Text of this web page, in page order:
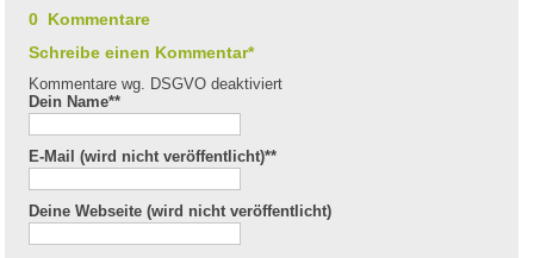
0 Kommentare
Schreibe einen Kommentar*
Kommentare wg. DSGVO deaktiviert
Dein Name**
E-Mail (wird nicht veröffentlicht)**
Deine Webseite (wird nicht veröffentlicht)